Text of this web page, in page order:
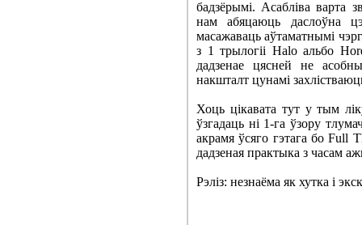
бадзёрымі. Асабліва варта
нам абяцаюць даслоўна
масажаваць аўтаматнымі
з 1 трылогіі Halo альбо
дадзенае цясней не
накшталт цунамі
Хоць цікавата тут у тым
ўзгадаць ні 1-га ўзору
акрамя ўсяго гэтага бо Full
дадзеная практыка з часам
Рэліз: незнаёма як хутка і